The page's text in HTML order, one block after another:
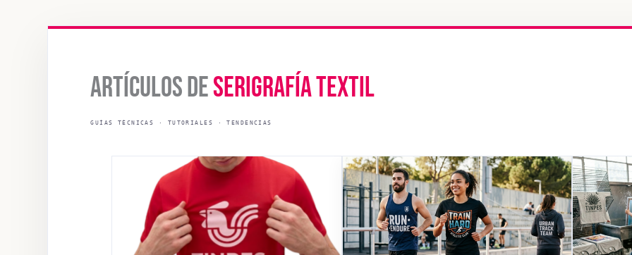
ARTÍCULOS DESERIGRAFÍA TEXTIL
GUÍAS TÉCNICAS · TUTORIALES · TENDENCIAS